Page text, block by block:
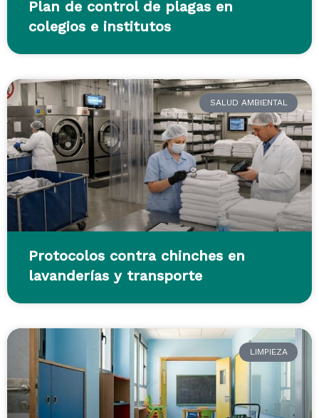
Plan de control de plagas en
colegios e institutos
SALUD AMBIENTAL
Protocolos contra chinches en
lavanderías y transporte
LIMPIEZA